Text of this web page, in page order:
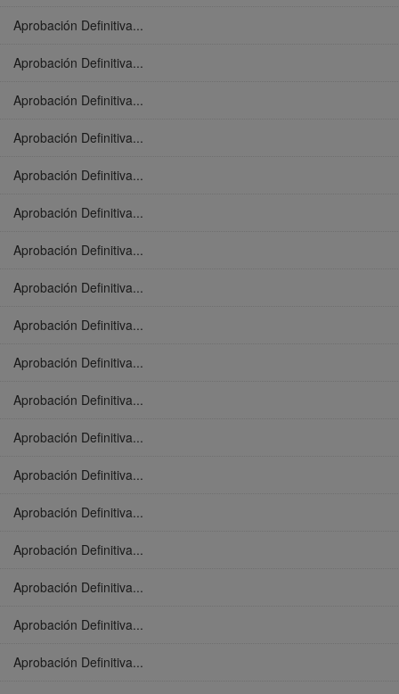
Aprobación Definitiva...
Aprobación Definitiva...
Aprobación Definitiva...
Aprobación Definitiva...
Aprobación Definitiva...
Aprobación Definitiva...
Aprobación Definitiva...
Aprobación Definitiva...
Aprobación Definitiva...
Aprobación Definitiva...
Aprobación Definitiva...
Aprobación Definitiva...
Aprobación Definitiva...
Aprobación Definitiva...
Aprobación Definitiva...
Aprobación Definitiva...
Aprobación Definitiva...
Aprobación Definitiva...